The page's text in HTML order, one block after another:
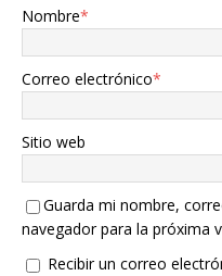
Nombre*
Correo electrónico*
Sitio web
Guarda mi nombre,
navegador para la próxima
Recibir un correo